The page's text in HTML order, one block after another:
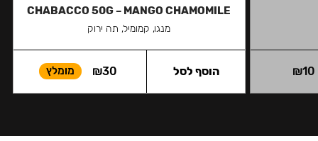
₪10
CHABACCO 50G – MANGO CHAMOMILE
מנגו, קמומיל, תה ירוק
₪30 מומלץ הוסף לסל